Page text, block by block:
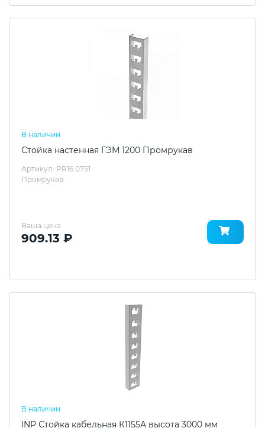
В наличии
Стойка настенная ГЭМ 1200 Промрукав
Артикул: PR16.0751
Промрукав
Ваша цена
909.13 ₽
В наличии
INP Стойка кабельная К1155А высота 3000 мм